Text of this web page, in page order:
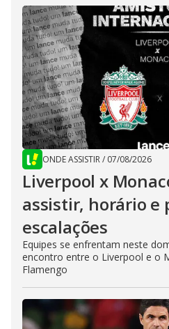
ONDE ASSISTIR/ 07/08/2026
Liverpool x
assistir, horário e
escalações
Equipes se enfrentam neste
encontro entre o Liverpool e o
Flamengo